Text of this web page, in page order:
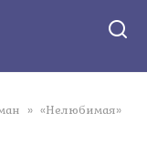
» «Нелюбимая»